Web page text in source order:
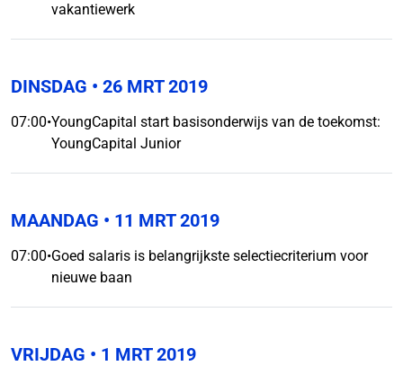
vakantiewerk
DINSDAG • 26 MRT 2019
07:00•YoungCapital start basisonderwijs van de toekomst:
YoungCapital Junior
MAANDAG • 11 MRT 2019
07:00•Goed salaris is belangrijkste selectiecriterium voor
nieuwe baan
VRIJDAG • 1 MRT 2019